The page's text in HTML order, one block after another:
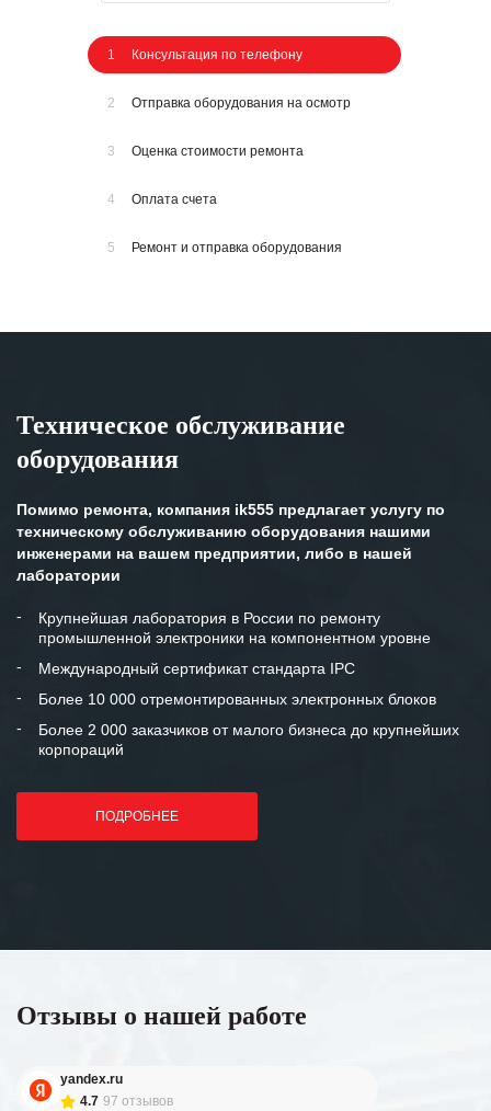
1 Консультация по телефону
2 Отправка оборудования на осмотр
3 Оценка стоимости ремонта
4 Оплата счета
5 Ремонт и отправка оборудования
Техническое обслуживание
оборудования
Помимо ремонта, компания ik555 предлагает услугу по
техническому обслуживанию оборудования нашими
инженерами на вашем предприятии, либо в нашей
лаборатории
Крупнейшая лаборатория в России по ремонту
промышленной электроники на компонентном уровне
Международный сертификат стандарта IPC
Более 10 000 отремонтированных электронных блоков
Более 2 000 заказчиков от малого бизнеса до крупнейших
корпораций
ПОДРОБНЕЕ
Отзывы о нашей работе
yandex.ru
4.7 97 отзывов